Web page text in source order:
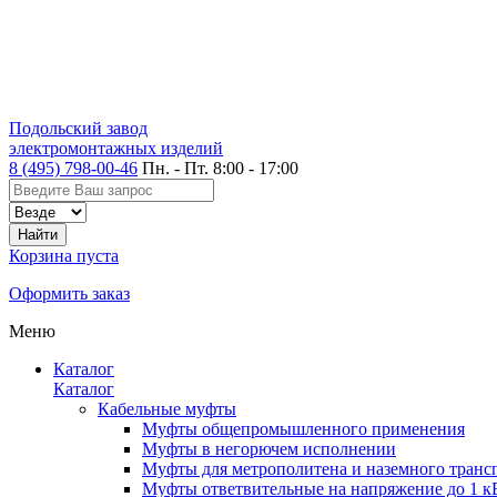
Подольский завод
электромонтажных изделий
8 (495) 798-00-46 Пн. - Пт. 8:00 - 17:00
Корзина пуста
Оформить заказ
Меню
Каталог
Каталог
Кабельные муфты
Муфты общепромышленного применения
Муфты в негорючем исполнении
Муфты для метрополитена и наземного
Муфты ответвительные на напряжение до 1